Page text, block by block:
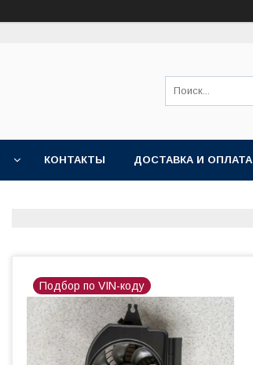
КОНТАКТЫ ДОСТАВКА И ОПЛАТА
Подбор по VIN-коду